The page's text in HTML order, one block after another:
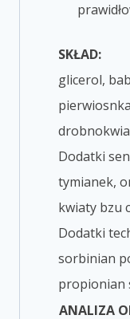
SKŁAD:
glicerol,
Dodatki
tymianek,
kwiaty bzu
Dodatki
sorbinian
propionian
ANALIZA